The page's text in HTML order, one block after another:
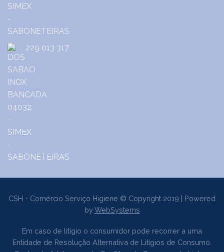
229 013 317
CSH - Comércio Serviço Higiene © Copyright 2019 | Powered
byWebSystems
Em caso de litígio o consumidor pode recorrer a uma
Entidade de Resolução Alternativa de Litígios de Consumo.